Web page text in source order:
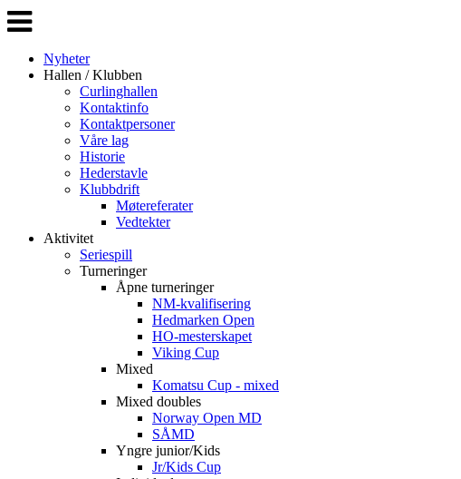
Veksle
navigasjon
Nyheter
Hallen / Klubben
Curlinghallen
Kontaktinfo
Kontaktpersoner
Våre lag
Historie
Hederstavle
Klubbdrift
Møtereferater
Vedtekter
Aktivitet
Seriespill
Turneringer
Åpne turneringer
NM-kvalifisering
Hedmarken Open
HO-mesterskapet
Viking Cup
Mixed
Komatsu Cup - mixed
Mixed doubles
Norway Open MD
SÅMD
Yngre junior/Kids
Jr/Kids Cup